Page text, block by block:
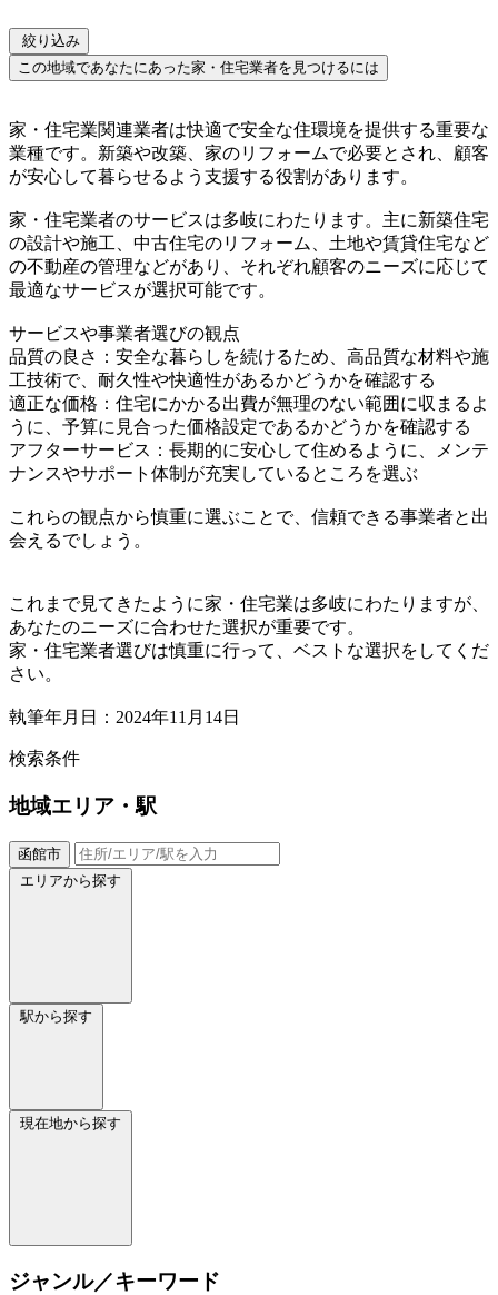
絞り込み
この地域であなたにあった家・住宅業者を見つけるには
家・住宅業関連業者は快適で安全な住環境を提供する重要な
業種です。新築や改築、家のリフォームで必要とされ、顧客
が安心して暮らせるよう支援する役割があります。
家・住宅業者のサービスは多岐にわたります。主に新築住宅
の設計や施工、中古住宅のリフォーム、土地や賃貸住宅など
の不動産の管理などがあり、それぞれ顧客のニーズに応じて
最適なサービスが選択可能です。
サービスや事業者選びの観点
品質の良さ：安全な暮らしを続けるため、高品質な材料や施
工技術で、耐久性や快適性があるかどうかを確認する
適正な価格：住宅にかかる出費が無理のない範囲に収まるよ
うに、予算に見合った価格設定であるかどうかを確認する
アフターサービス：長期的に安心して住めるように、メンテ
ナンスやサポート体制が充実しているところを選ぶ
これらの観点から慎重に選ぶことで、信頼できる事業者と出
会えるでしょう。
これまで見てきたように家・住宅業は多岐にわたりますが、
あなたのニーズに合わせた選択が重要です。
家・住宅業者選びは慎重に行って、ベストな選択をしてくだ
さい。
執筆年月日：2024年11月14日
検索条件
地域エリア・駅
函館市
エリアから探す
駅から探す
現在地から探す
ジャンル／キーワード